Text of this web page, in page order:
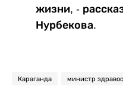
жизни, -
Нурбекова.
Караганда министр